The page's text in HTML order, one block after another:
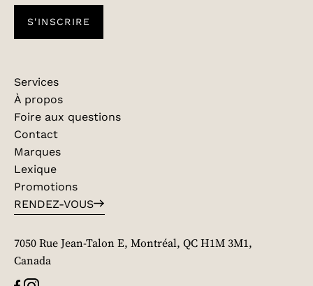
S'INSCRIRE
Services
À propos
Foire aux questions
Contact
Marques
Lexique
Promotions
RENDEZ-VOUS
7050 Rue Jean-Talon E, Montréal, QC H1M 3M1,
Canada